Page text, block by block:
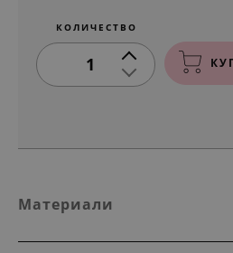
КОЛИЧЕСТВО
1
Материали